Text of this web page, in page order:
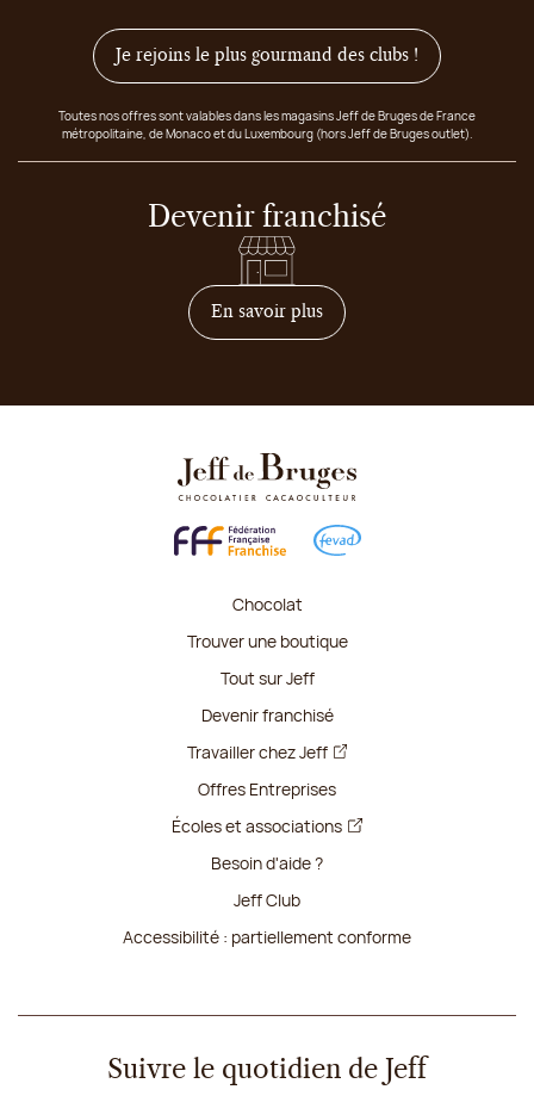
Je rejoins le plus gourmand des clubs !
Toutes nos offres sont valables dans les magasins Jeff de Bruges de France
métropolitaine, de Monaco et du Luxembourg (hors Jeff de Bruges outlet).
Devenir franchisé
En savoir plussur comment devenir
Chocolat
Trouver une boutique
Tout sur Jeff
Devenir franchisé
Travailler chez Jeff
Offres Entreprises
Écoles et associations
Besoin d'aide ?
Jeff Club
Accessibilité : partiellement conforme
Suivre le quotidien de Jeff